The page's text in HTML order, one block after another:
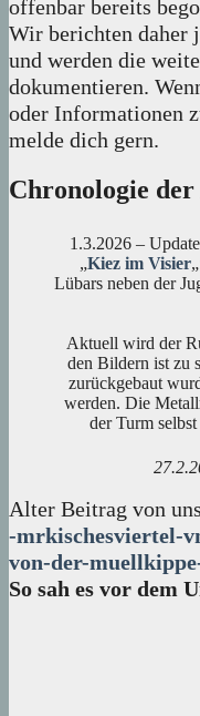
offenbar bereits
Wir berichten daher
und werden die
dokumentieren.
oder Informationen
melde dich gern.
Chronologie
1.3.2026 –
„Kiez im Visier
Lübars neben der
Aktuell wird der
den Bildern ist zu
zurückgebaut
werden. Die
der Turm
Alter Beitrag von
-mrkischesviertel-
von-der-
So sah es vor dem